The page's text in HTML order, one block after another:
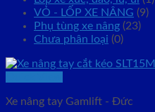
VỎ - LỐP XE NÂNG (9)
Phụ tùng xe nâng (23)
Chưa phân loại (0)
Xe nâng tay Gamlift - Đức